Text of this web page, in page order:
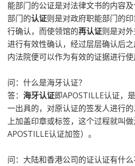
能部门的公证是对法律文书的内容
部门的认证则是对政府职能部门的
行确认，而使领馆的再认证则是对
进行有效性确认，经过层层确认后
内法院便可以作为有效的证据进行使
问：什么是海牙认证？
答： 海牙认证即APOSTILLE认证，
一出具的，对原认证的签发人进行
上加盖印章或标签，这个过程就叫
APOSTILLE认证加签）。
问：大陆和香港公司的证认证有什么